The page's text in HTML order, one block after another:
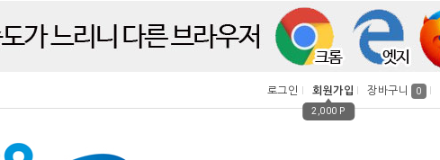
로그인 회원가입
2,000 P
장바구니 0